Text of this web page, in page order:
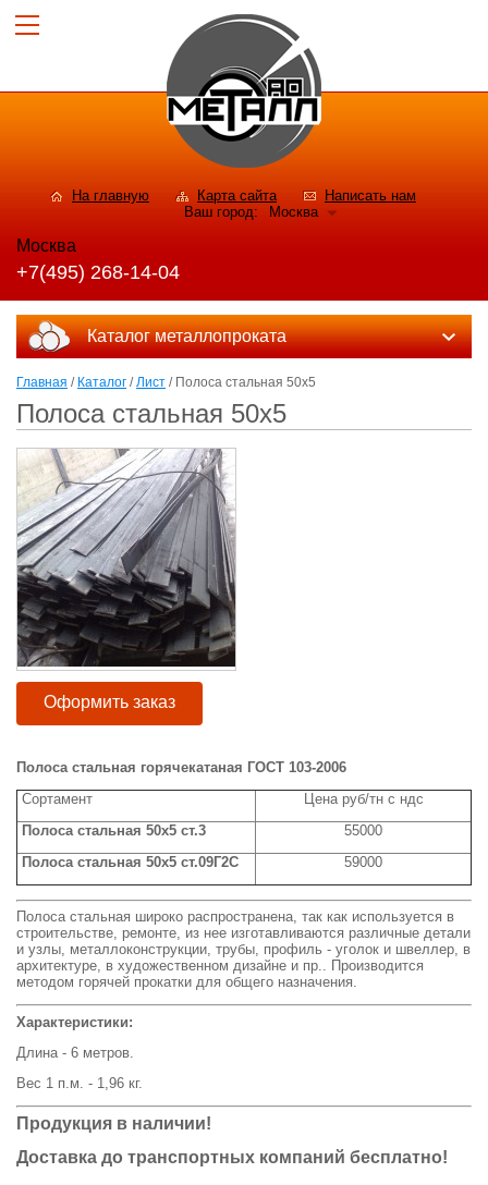
На главную Карта сайта
Написать нам
Ваш город:
Москва
Москва
+7(495) 268-14-04
Каталог металлопроката
Главная / Каталог /Лист / Полоса стальная 50x5
Полоса стальная 50x5
Оформить заказ
Полоса стальная горячекатаная ГОСТ 103-2006
Сортамент
Цена руб/тн с ндс
Полоса стальная 50x5 ст.3
55000
Полоса стальная 50x5 ст.09Г2С
59000
Полоса стальная широко распространена, так как используется в
строительстве, ремонте, из нее изготавливаются различные детали
и узлы, металлоконструкции, трубы, профиль - уголок и швеллер, в
архитектуре, в художественном дизайне и пр.. Производится
методом горячей прокатки для общего назначения.
Характеристики:
Длина - 6 метров.
Вес 1 п.м. - 1,96 кг.
Продукция в наличии!
Доставка до транспортных компаний бесплатно!